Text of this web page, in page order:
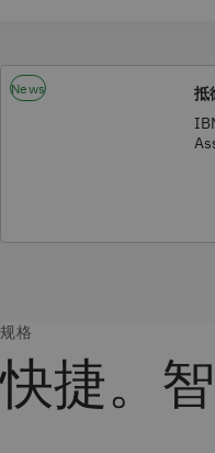
News
抵
规格
快捷。